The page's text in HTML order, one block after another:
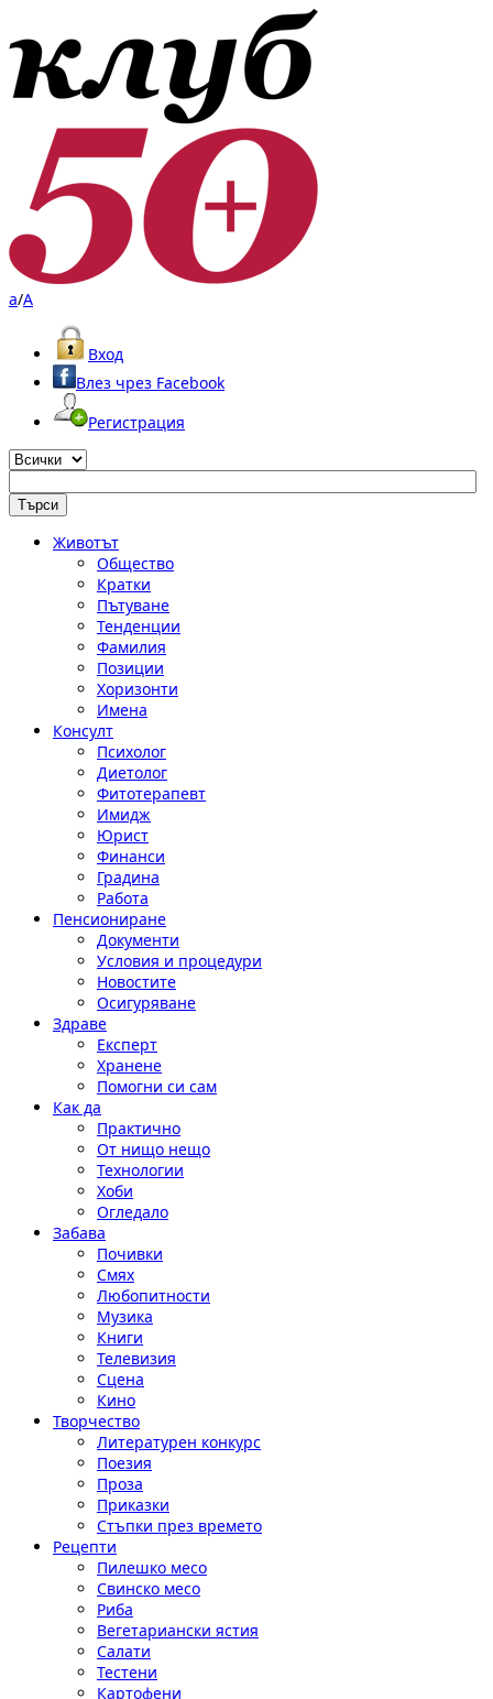
a/A
Вход
Влез чрез Facebook
Регистрация
Животът
Общество
Кратки
Пътуване
Тенденции
Фамилия
Позиции
Хоризонти
Имена
Консулт
Психолог
Диетолог
Фитотерапевт
Имидж
Юрист
Финанси
Градина
Работа
Пенсиониране
Документи
Условия и процедури
Новостите
Осигуряване
Здраве
Експерт
Хранене
Помогни си сам
Как да
Практично
От нищо нещо
Технологии
Хоби
Огледало
Забава
Почивки
Смях
Любопитности
Музика
Книги
Телевизия
Сцена
Кино
Творчество
Литературен конкурс
Поезия
Проза
Приказки
Стъпки през времето
Рецепти
Пилешко месо
Свинско месо
Риба
Вегетариански ястия
Салати
Тестени
Картофени